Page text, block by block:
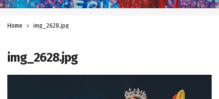
Home img_2628.jpg
img_2628.jpg